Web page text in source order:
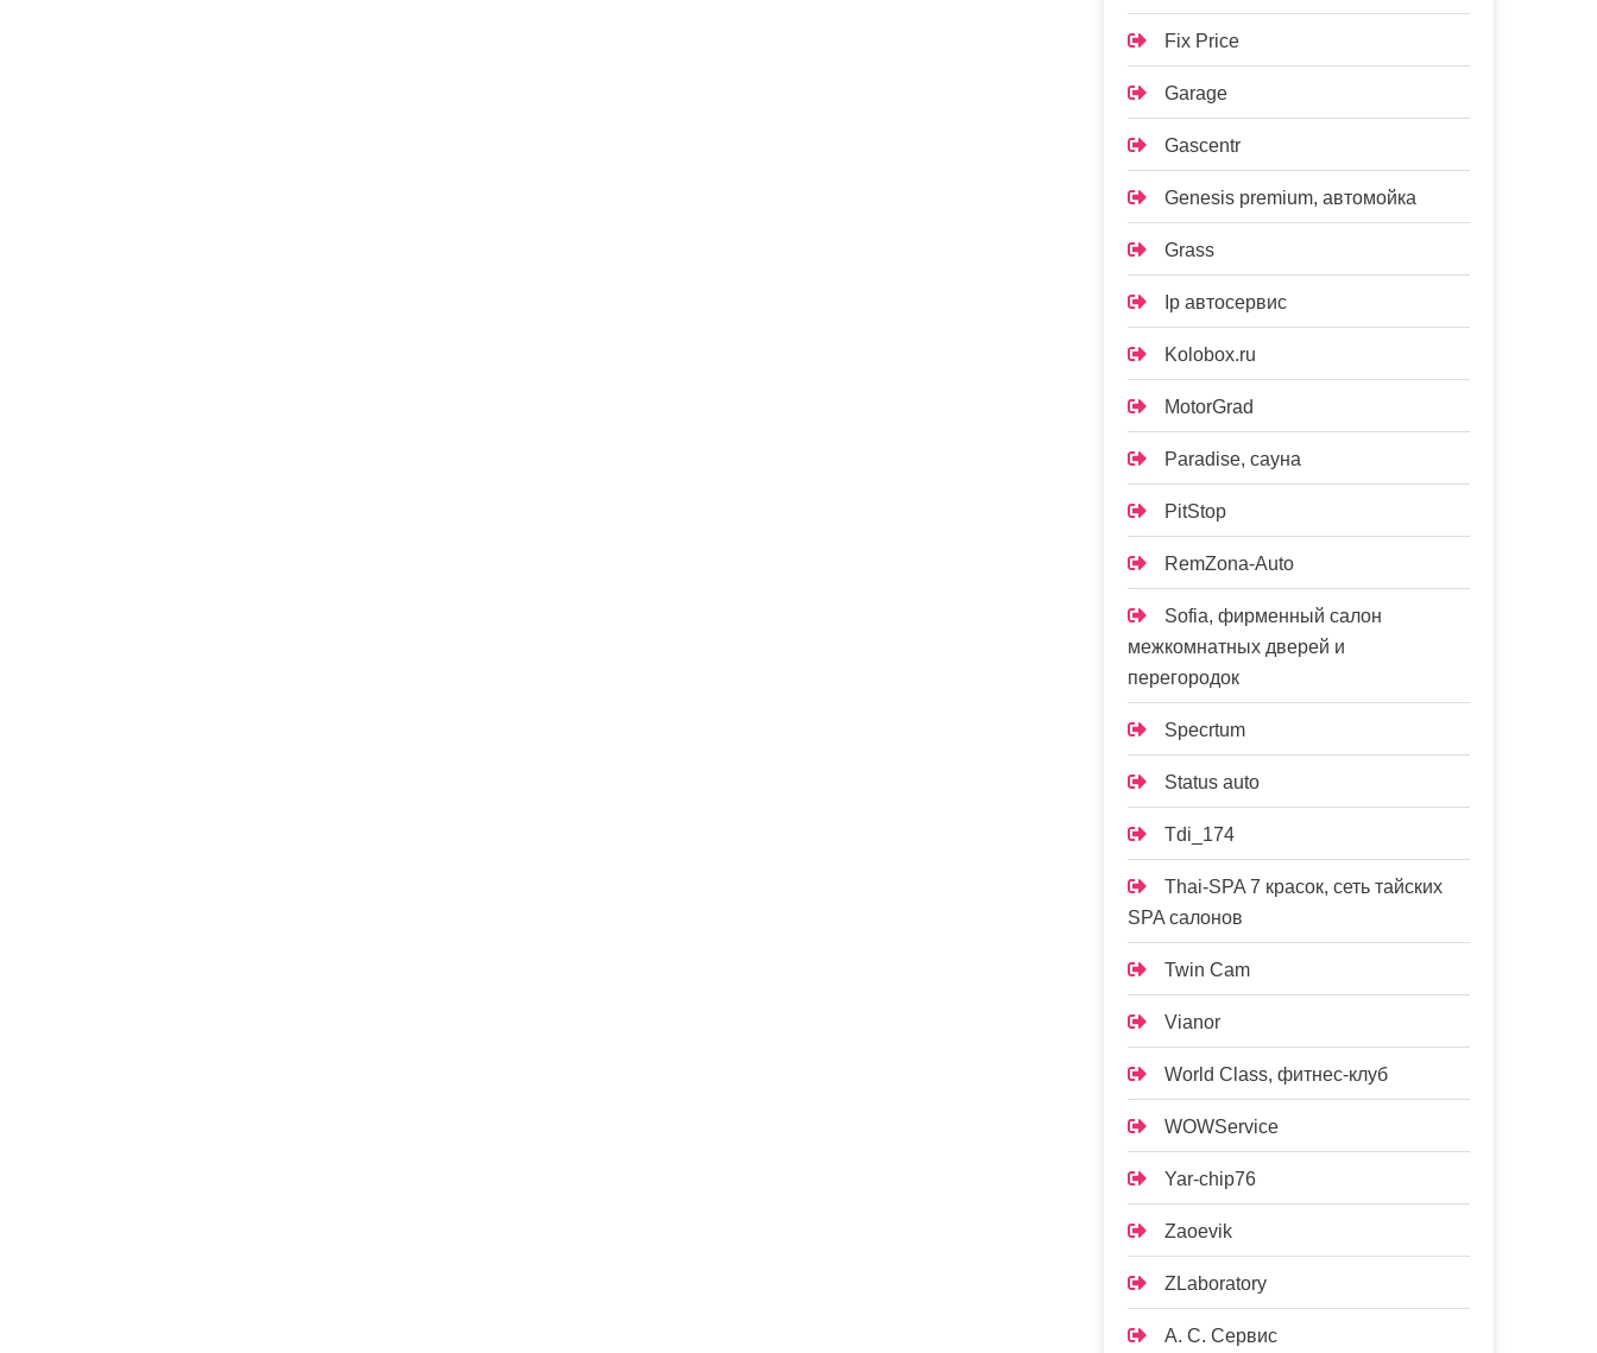
Fix Price
Garage
Gascentr
Genesis premium, автомойка
Grass
Ip автосервис
Kolobox.ru
MotorGrad
Paradise, сауна
PitStop
RemZona-Auto
Sofia, фирменный салон
межкомнатных дверей и
перегородок
Specrtum
Status auto
Tdi_174
Thai-SPA 7 красок, сеть тайских
SPA салонов
Twin Cam
Vianor
World Class, фитнес-клуб
WOWService
Yar-chip76
Zaoevik
ZLaboratory
А. С. Сервис